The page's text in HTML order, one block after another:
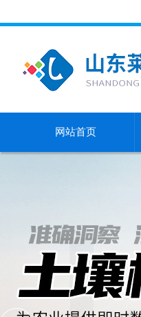
网站首页